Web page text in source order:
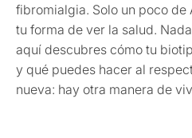
fibromialgia. Solo un poco
tu forma de ver la salud.
aquí descubres cómo tu
y qué puedes hacer al
nueva: hay otra manera de